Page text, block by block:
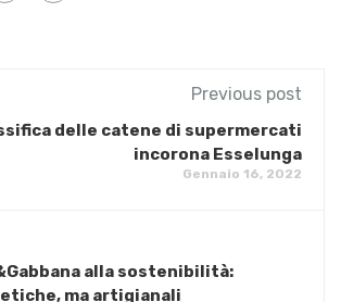
Previous post
delle catene di supermercati
incorona Esselunga
Gennaio 16, 2022
alla sostenibilità:
ma artigianali